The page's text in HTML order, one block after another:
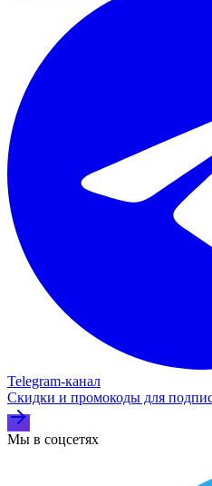
Telegram‑канал
Скидки и промокоды для
Мы в соцсетях